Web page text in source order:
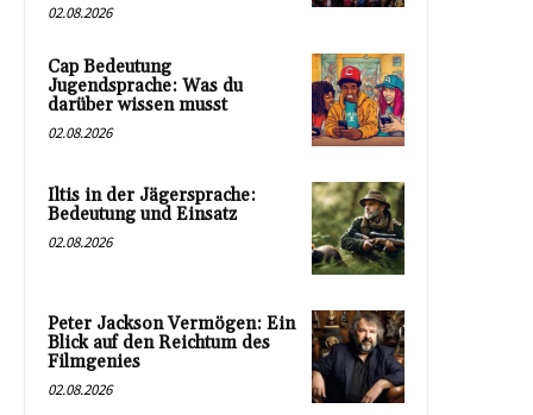
02.08.2026
Cap Bedeutung
Jugendsprache: Was du
darüber wissen musst
02.08.2026
Iltis in der Jägersprache:
Bedeutung und Einsatz
02.08.2026
Peter Jackson Vermögen: Ein
Blick auf den Reichtum des
Filmgenies
02.08.2026